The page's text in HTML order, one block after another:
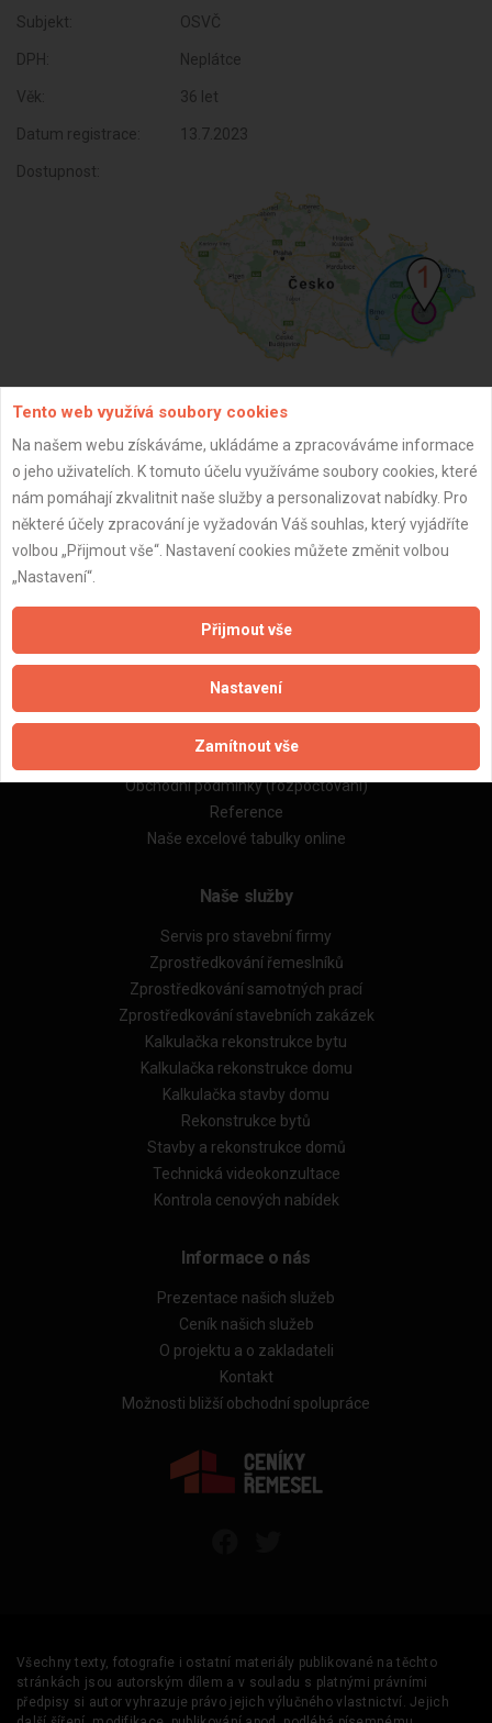
Subjekt: OSVČ
DPH: Neplátce
Věk: 36 let
Datum registrace: 13.7.2023
Dostupnost:
Aktualizováno z portálu ARES dne 02.01.2024 01:45:05
Důležité informace
Naše firmy a řemeslníci
Obchodní podmínky (rozpočtování)
Reference
Naše excelové tabulky online
Naše služby
Servis pro stavební firmy
Zprostředkování řemeslníků
Zprostředkování samotných prací
Zprostředkování stavebních zakázek
Kalkulačka rekonstrukce bytu
Kalkulačka rekonstrukce domu
Kalkulačka stavby domu
Rekonstrukce bytů
Stavby a rekonstrukce domů
Technická videokonzultace
Kontrola cenových nabídek
Informace o nás
Prezentace našich služeb
Ceník našich služeb
O projektu a o zakladateli
Kontakt
Možnosti bližší obchodní spolupráce
Všechny texty, fotografie i ostatní materiály publikované na těchto
stránkách jsou autorským dílem a v souladu s platnými právními
předpisy si autor vyhrazuje právo jejich výlučného vlastnictví. Jejich
Tento web využívá soubory cookies
Na našem webu získáváme, ukládáme a zpracováváme informace
o jeho uživatelích. K tomuto účelu využíváme soubory cookies, které
nám pomáhají zkvalitnit naše služby a personalizovat nabídky. Pro
některé účely zpracování je vyžadován Váš souhlas, který vyjádříte
volbou „Přijmout vše“. Nastavení cookies můžete změnit volbou
„Nastavení“.
Přijmout vše
Nastavení
Zamítnout vše